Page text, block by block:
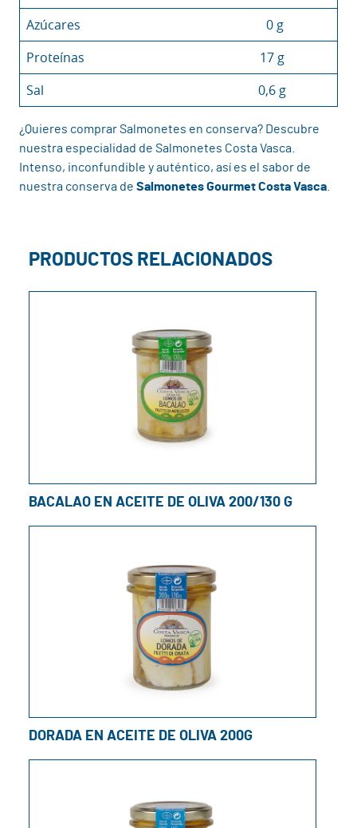
Azúcares
0 g
Proteínas
17 g
Sal
0,6 g
¿Quieres comprar Salmonetes en conserva? Descubre
nuestra especialidad de Salmonetes Costa Vasca.
Intenso, inconfundible y auténtico, así es el sabor de
nuestra conserva de Salmonetes Gourmet Costa Vasca.
PRODUCTOS RELACIONADOS
BACALAO EN ACEITE DE OLIVA 200/130 G
DORADA EN ACEITE DE OLIVA 200G